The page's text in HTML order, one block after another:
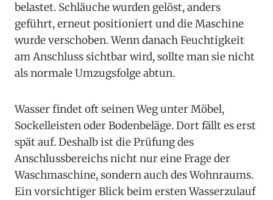
belastet. Schläuche wurden gelöst, anders
geführt, erneut positioniert und die Maschine
wurde verschoben. Wenn danach Feuchtigkeit
am Anschluss sichtbar wird, sollte man sie nicht
als normale Umzugsfolge abtun.
Wasser findet oft seinen Weg unter Möbel,
Sockelleisten oder Bodenbeläge. Dort fällt es erst
spät auf. Deshalb ist die Prüfung des
Anschlussbereichs nicht nur eine Frage der
Waschmaschine, sondern auch des Wohnraums.
Ein vorsichtiger Blick beim ersten Wasserzulauf